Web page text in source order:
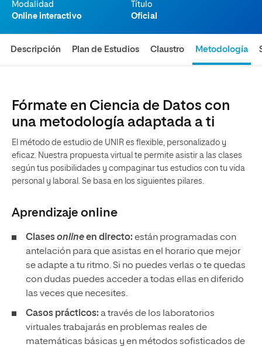
Modalidad
Online interactivo
Título
Oficial
Descripción Plan de Estudios Claustro Metodología
Fórmate en Ciencia de Datos con
una metodología adaptada a ti
El método de estudio de UNIR es flexible, personalizado y
eficaz. Nuestra propuesta virtual te permite asistir a las clases
según tus posibilidades y compaginar tus estudios con tu vida
personal y laboral. Se basa en los siguientes pilares.
Aprendizaje online
Clasesonlineen directo: están programadas con
antelación para que asistas en el horario que mejor
se adapte a tu ritmo. Si no puedes verlas o te quedas
con dudas puedes acceder a todas ellas en diferido
las veces que necesites.
Casos prácticos: a través de los laboratorios
virtuales trabajarás en problemas reales de
matemáticas básicas y en métodos sofisticados de